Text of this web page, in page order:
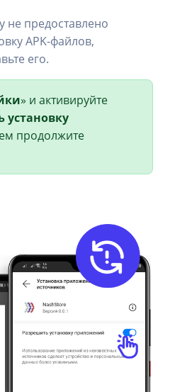
не предоставлено
APK-файлов,
его.
» и активируйте
установку
продолжите